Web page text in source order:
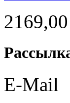
E-Mail